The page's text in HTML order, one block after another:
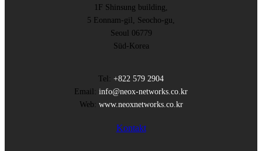
1F Shinsung building,
5 Eonnam-gil, Seocho-gu,
Seoul 06779
Süd-Korea
Tel: +822 579 2904
Email: info@neox-networks.co.kr
Web: www.neoxnetworks.co.kr
Kontakt